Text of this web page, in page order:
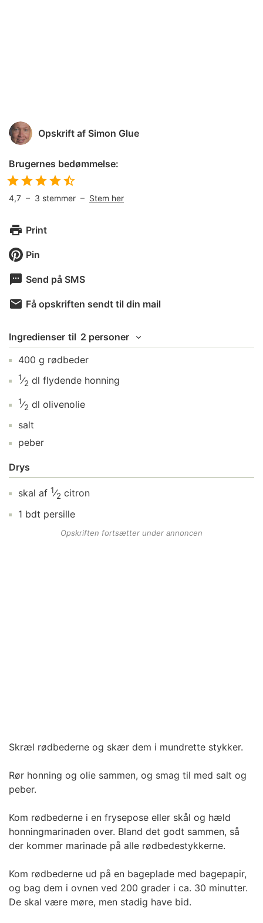
Opskrift af Simon Glue
Brugernes bedømmelse:
4,7 – 3 stemmer – Stem her
Print
Pin
Send på SMS
Få opskriften sendt til din mail
Ingredienser til 2 personer
400 g rødbeder
1⁄2 dl flydende honning
1⁄2 dl olivenolie
salt
peber
Drys
skal af 1⁄2 citron
1 bdt persille
Opskriften fortsætter under annoncen
Skræl rødbederne og skær dem i mundrette stykker.
Rør honning og olie sammen, og smag til med salt og
peber.
Kom rødbederne i en frysepose eller skål og hæld
honningmarinaden over. Bland det godt sammen, så
der kommer marinade på alle rødbedestykkerne.
Kom rødbederne ud på en bageplade med bagepapir,
og bag dem i ovnen ved 200 grader i ca. 30 minutter.
De skal være møre, men stadig have bid.